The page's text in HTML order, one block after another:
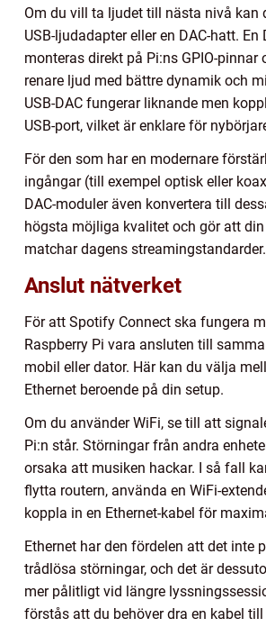
Om du vill ta ljudet till nästa nivå kan
USB-ljudadapter eller en DAC-hatt. En
monteras direkt på Pi:ns GPIO-pinnar
renare ljud med bättre dynamik och
USB-DAC fungerar liknande men
USB-port, vilket är enklare för
För den som har en modernare
ingångar (till exempel optisk eller
DAC-moduler även konvertera till
högsta möjliga kvalitet och gör att
matchar dagens streamingstandarder.
Anslut nätverket
För att Spotify Connect ska fungera
Raspberry Pi vara ansluten till
mobil eller dator. Här kan du välja
Ethernet beroende på din setup.
Om du använder WiFi, se till att
Pi:n står. Störningar från andra
orsaka att musiken hackar. I så fall
flytta routern, använda en WiFi-
koppla in en Ethernet-kabel för
Ethernet har den fördelen att det inte
trådlösa störningar, och det är
mer pålitligt vid längre
förstås att du behöver dra en kabel